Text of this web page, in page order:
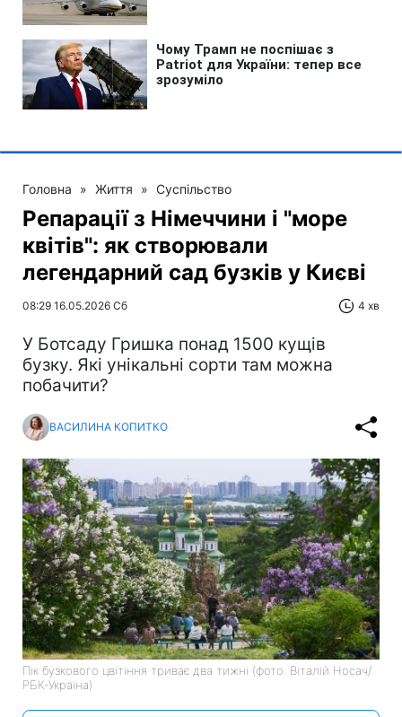
Головна » Життя » Суспільство
Репарації з Німеччини і "море
квітів": як створювали
легендарний сад бузків у Києві
08:29 16.05.2026 Сб 4 хв
У Ботсаду Гришка понад 1500 кущів
бузку. Які унікальні сорти там можна
побачити?
ВАСИЛИНА КОПИТКО
Пік бузкового цвітіння триває два тижні (фото: Віталій Носач/
РБК-Україна)